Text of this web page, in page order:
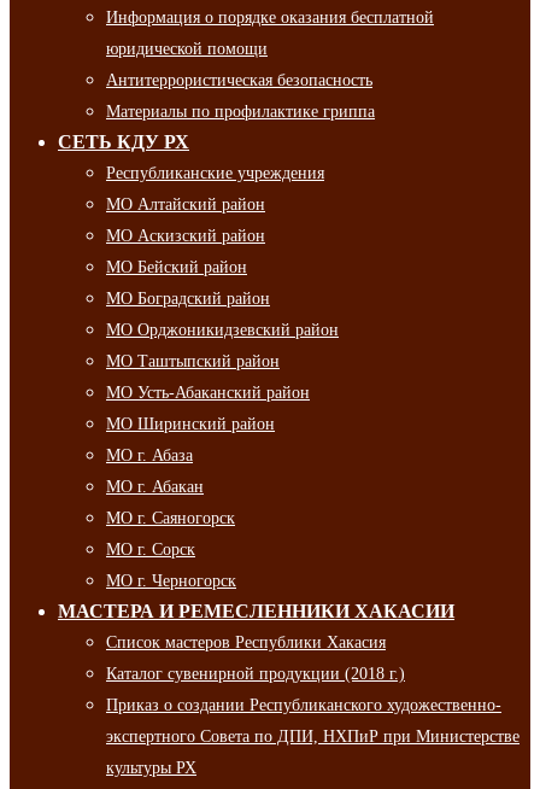
Информация о порядке оказания бесплатной
юридической помощи
Антитеррористическая безопасность
Материалы по профилактике гриппа
СЕТЬ КДУ РХ
Республиканские учреждения
МО Алтайский район
МО Аскизский район
МО Бейский район
МО Боградский район
МО Орджоникидзевский район
МО Таштыпский район
МО Усть-Абаканский район
МО Ширинский район
МО г. Абаза
МО г. Абакан
МО г. Саяногорск
МО г. Сорск
МО г. Черногорск
МАСТЕРА И РЕМЕСЛЕННИКИ ХАКАСИИ
Список мастеров Республики Хакасия
Каталог сувенирной продукции (2018 г.)
Приказ о создании Республиканского художественно-
экспертного Совета по ДПИ, НХПиР при Министерстве
культуры РХ